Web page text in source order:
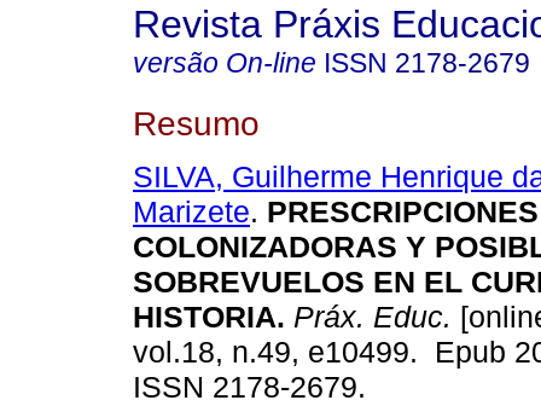
Revista Práxis
versão On-line ISSN 2178-2679
Resumo
SILVA, Guilherme Henrique
Marizete. PRESCRIPCIONES
COLONIZADORAS Y
SOBREVUELOS EN EL
HISTORIA. Práx. Educ.
vol.18, n.49, e10499. Epub
ISSN 2178-2679.